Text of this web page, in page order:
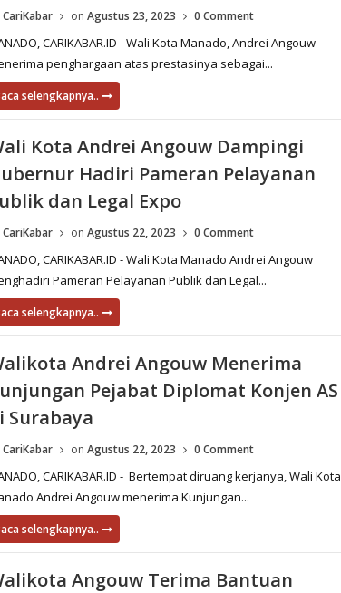
CariKabar on Agustus 23, 2023 0 Comment
CARIKABAR.ID - Wali Kota Manado, Andrei Angouw
penghargaan atas prestasinya sebagai...
selengkapnya..
Kota Andrei Angouw Dampingi
Hadiri Pameran Pelayanan
dan Legal Expo
CariKabar on Agustus 22, 2023 0 Comment
CARIKABAR.ID - Wali Kota Manado Andrei Angouw
Pameran Pelayanan Publik dan Legal...
selengkapnya..
Andrei Angouw Menerima
Pejabat Diplomat Konjen AS
Surabaya
CariKabar on Agustus 22, 2023 0 Comment
CARIKABAR.ID - Bertempat diruang kerjanya, Wali Kota
Andrei Angouw menerima Kunjungan...
selengkapnya..
Angouw Terima Bantuan